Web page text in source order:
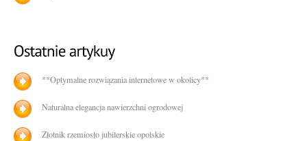
**Optymalne rozwiązania internetowe w okolicy**
Naturalna elegancja nawierzchni ogrodowej
Złotnik rzemiosło jubilerskie opolskie